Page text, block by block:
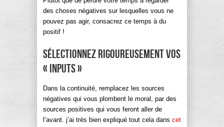
des choses négatives sur lesquelles vous ne
pouvez pas agir, consacrez ce temps à du
positif !
Sélectionnez rigoureusement vos
« inputs »
Dans la continuité, remplacez les sources
négatives qui vous plombent le moral, par des
sources positives qui vous feront aller de
l’avant. j’ai très bien expliqué tout cela dans cet